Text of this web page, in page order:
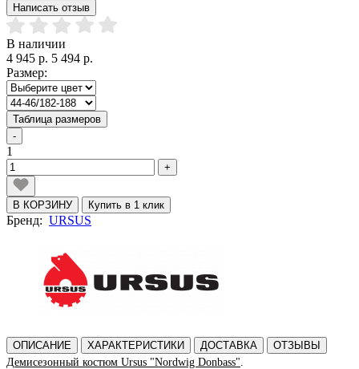
Написать отзыв
В наличии
4 945 р. 5 494 р.
Размер:
Таблица размеров
-
1
+
В КОРЗИНУ Купить в 1 клик
Бренд: URSUS
ОПИСАНИЕ ХАРАКТЕРИСТИКИ ДОСТАВКА
ОТЗЫВЫ
Демисезонный костюм Ursus "Nordwig Donbass"